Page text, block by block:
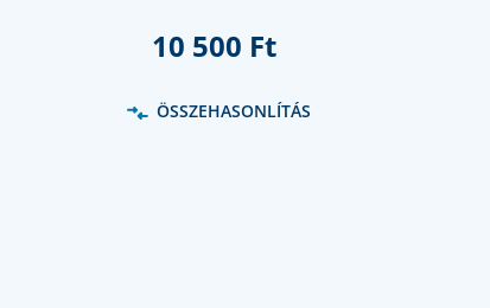
10 500 Ft
ÖSSZEHASONLÍTÁS